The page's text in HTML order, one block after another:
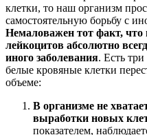
клетки, то наш организм
самостоятельную борьбу с
Немаловажен тот факт, что
лейкоцитов абсолютно
иного заболевания. Есть
белые кровяные клетки
объеме:
В организме не
выработки новых
показателем,